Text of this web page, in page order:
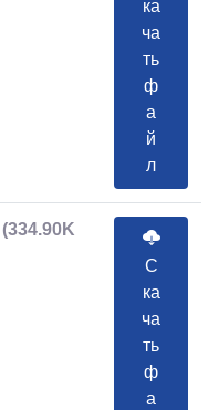
ка
ча
ть
ф
а
й
л
(334.90K
С
ка
ча
ть
ф
а